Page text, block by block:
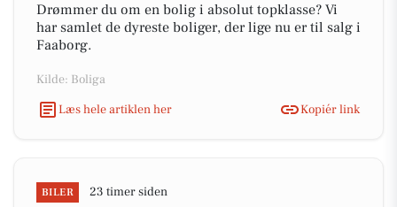
Drømmer du om en bolig i absolut topklasse? Vi
har samlet de dyreste boliger, der lige nu er til salg i
Faaborg.
Kilde: Boliga
Læs hele artiklen her
Kopiér link
BILER 23 timer siden